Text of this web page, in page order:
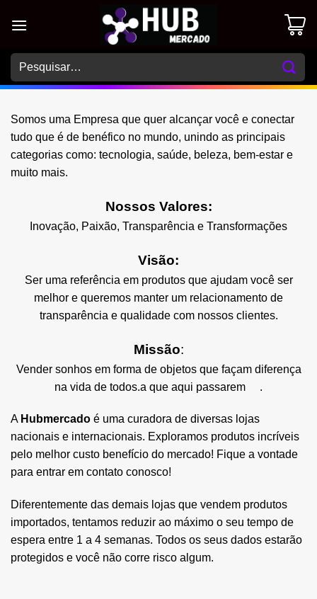
Pesquisar
por:
Somos uma Empresa que quer alcançar você e conectar
tudo que é de benéfico no mundo, unindo as principais
categorias como: tecnologia, saúde, beleza, bem-estar e
muito mais.
Nossos Valores:
Inovação, Paixão, Transparência e Transformações
Visão:
Ser uma referência em produtos que ajudam você ser
melhor e queremos manter um relacionamento de
transparência e qualidade com nossos clientes.
Missão:
Vender sonhos em forma de objetos que façam diferença
na vida de todos.a que aqui passarem .
A Hubmercado é uma curadora de diversas lojas
nacionais e internacionais. Exploramos produtos incríveis
pelo melhor custo benefício do mercado! Fique a vontade
para entrar em contato conosco!
Diferentemente das demais lojas que vendem produtos
importados, tentamos reduzir ao máximo o seu tempo de
espera entre 1 a 4 semanas. Todos os seus dados estarão
protegidos e você não corre risco algum.